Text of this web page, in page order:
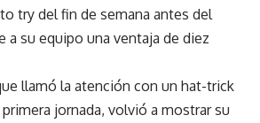
try del fin de semana antes del
a su equipo una ventaja de diez
llamó la atención con un hat-trick
jornada, volvió a mostrar su